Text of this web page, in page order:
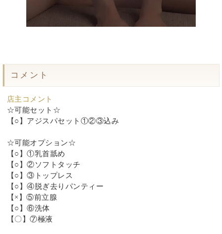
コメント
店主コメント
☆可能セット☆
【○】アジスパセット①②③込み
☆可能オプション☆
【○】①乳首舐め
【○】②ソフトタッチ
【○】③トップレス
【○】④脱ぎ去りパンティー
【×】⑤前立腺
【○】⑥洗体
【〇】⑦極液